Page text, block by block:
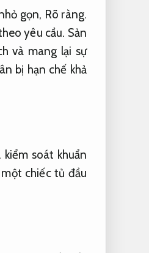
gọn, Rõ ràng.
yêu cầu. Sản
và mang lại sự
bị hạn chế khả
kiểm soát khuẩn
chiếc tủ đầu